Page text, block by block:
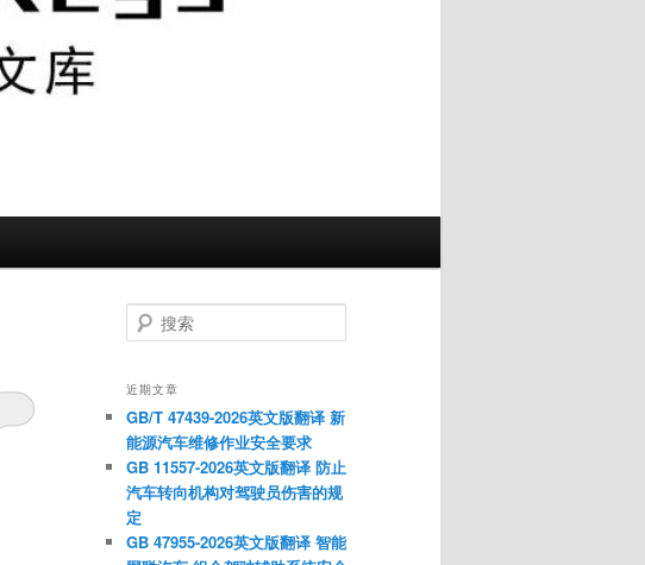
搜
索
近期文章
GB/T 47439-2026英文版翻译 新
能源汽车维修作业安全要求
GB 11557-2026英文版翻译 防止
汽车转向机构对驾驶员伤害的规
定
GB 47955-2026英文版翻译 智能